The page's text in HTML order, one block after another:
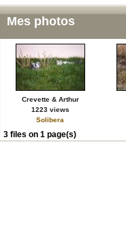
Mes photos
Crevette & Arthur
1223 views
Solibera
3 files on 1 page(s)